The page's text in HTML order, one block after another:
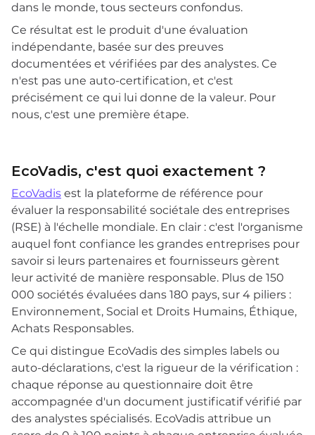
dans le monde, tous secteurs confondus.
Ce résultat est le produit d'une évaluation
indépendante, basée sur des preuves
documentées et vérifiées par des analystes. Ce
n'est pas une auto-certification, et c'est
précisément ce qui lui donne de la valeur. Pour
nous, c'est une première étape.
EcoVadis, c'est quoi exactement ?
EcoVadis est la plateforme de référence pour
évaluer la responsabilité sociétale des entreprises
(RSE) à l'échelle mondiale. En clair : c'est l'organisme
auquel font confiance les grandes entreprises pour
savoir si leurs partenaires et fournisseurs gèrent
leur activité de manière responsable. Plus de 150
000 sociétés évaluées dans 180 pays, sur 4 piliers :
Environnement, Social et Droits Humains, Éthique,
Achats Responsables.
Ce qui distingue EcoVadis des simples labels ou
auto-déclarations, c'est la rigueur de la vérification :
chaque réponse au questionnaire doit être
accompagnée d'un document justificatif vérifié par
des analystes spécialisés. EcoVadis attribue un